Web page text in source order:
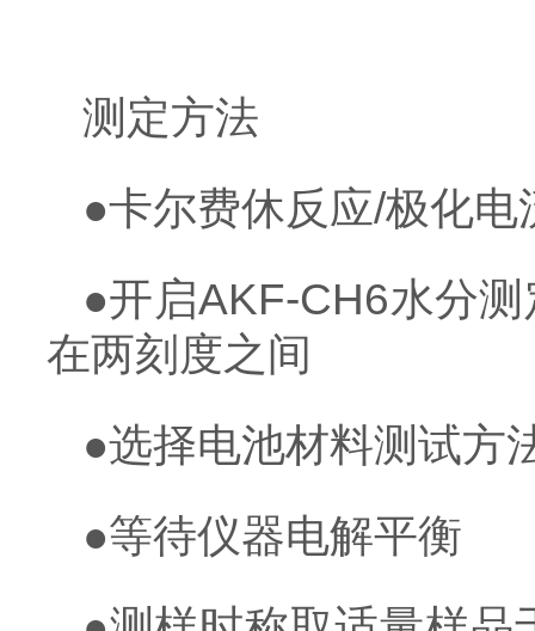
测定方法
●卡尔费休反应/极化电
●开启AKF-CH6水分
在两刻度之间
●选择电池材料测试方
●等待仪器电解平衡